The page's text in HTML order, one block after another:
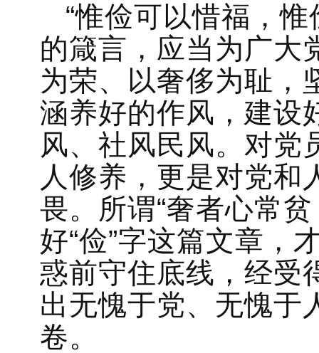
“惟俭可以惜福，
的箴言，应当为广大
为荣、以奢侈为耻，
涵养好的作风，建设
风、社风民风。对党
人修养，更是对党和
畏。所谓“奢者心常
好“俭”字这篇文章，
惑前守住底线，经受
出无愧于党、无愧于
卷。